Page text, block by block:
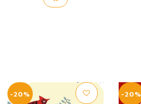
-20% -20%